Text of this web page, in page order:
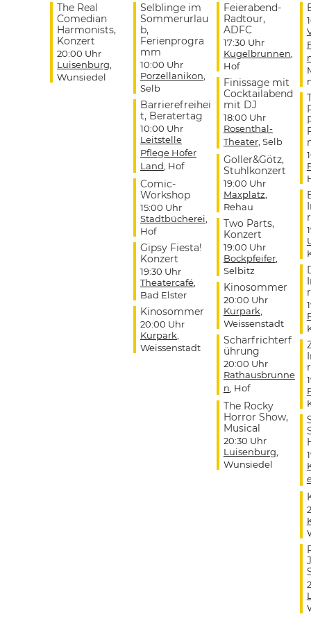
The Real
Comedian
Harmonists,
Konzert
20:00 Uhr
Luisenburg
Wunsiedel
Selblinge im
Sommerurlau
b,
Ferienprogra
mm
10:00 Uhr
Porzellanikon
Selb
Barrierefreihei
t, Beratertag
10:00 Uhr
Leitstelle
Pflege Hofer
Land , Hof
Comic-
Workshop
15:00 Uhr
Stadtbücherei
Hof
Gipsy Fiesta!
Konzert
19:30 Uhr
Theatercafé,
Bad Elster
Kinosommer
20:00 Uhr
Kurpark
Weissenstadt
Feierabend-
Radtour,
ADFC
17:30 Uhr
Kugelbrunnen
Hof
Finissage mit
Cocktailabend
mit DJ
18:00 Uhr
Rosenthal-
Theater, Selb
Goller&Götz,
Stuhlkonzert
19:00 Uhr
Maxplatz
Rehau
Two Parts,
Konzert
19:00 Uhr
Bockpfeifer,
Selbitz
Kinosommer
20:00 Uhr
Kurpark
Weissenstadt
Scharfrichterf
ührung
20:00 Uhr
Rathausbrunne
n , Hof
The Rocky
Horror Show,
Musical
20:30 Uhr
Luisenburg
Wunsiedel